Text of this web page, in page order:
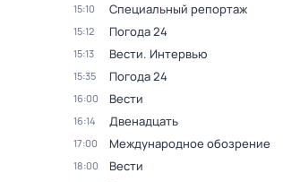
15:10 Специальный репортаж
15:12 Погода 24
15:13 Вести. Интервью
15:35 Погода 24
16:00 Вести
16:14 Двенадцать
17:00 Международное обозрение
18:00 Вести